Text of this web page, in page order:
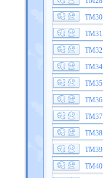
TM30
TM31
TM32
TM34
TM35
TM36
TM37
TM38
TM39
TM40